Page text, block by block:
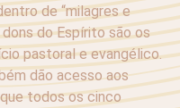
de “milagres e
do Espírito são os
pastoral e evangélico.
dão acesso aos
todos os cinco